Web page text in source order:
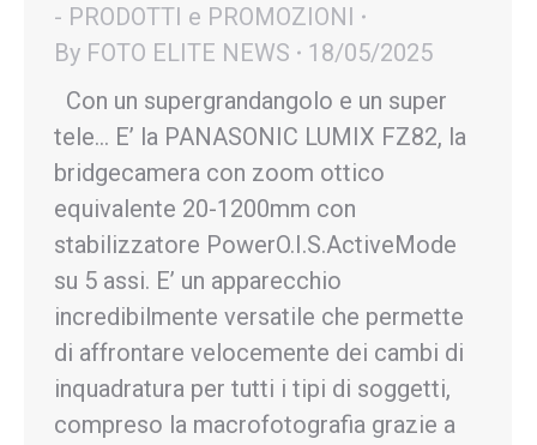
- PRODOTTI e PROMOZIONI
By FOTO ELITE NEWS
18/05/2025
Con un supergrandangolo e un super
tele… E’ la PANASONIC LUMIX FZ82, la
bridgecamera con zoom ottico
equivalente 20-1200mm con
stabilizzatore PowerO.I.S.ActiveMode
su 5 assi. E’ un apparecchio
incredibilmente versatile che permette
di affrontare velocemente dei cambi di
inquadratura per tutti i tipi di soggetti,
compreso la macrofotografia grazie a